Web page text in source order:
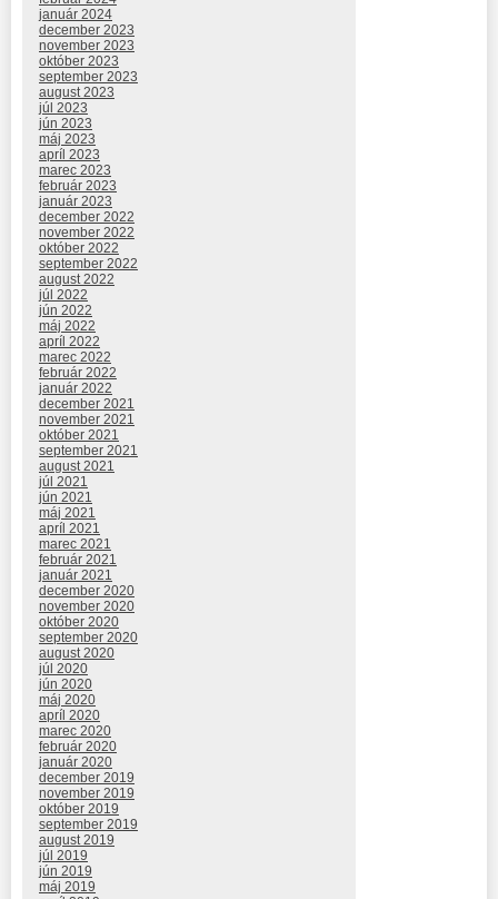
január 2024
december 2023
november 2023
október 2023
september 2023
august 2023
júl 2023
jún 2023
máj 2023
apríl 2023
marec 2023
február 2023
január 2023
december 2022
november 2022
október 2022
september 2022
august 2022
júl 2022
jún 2022
máj 2022
apríl 2022
marec 2022
február 2022
január 2022
december 2021
november 2021
október 2021
september 2021
august 2021
júl 2021
jún 2021
máj 2021
apríl 2021
marec 2021
február 2021
január 2021
december 2020
november 2020
október 2020
september 2020
august 2020
júl 2020
jún 2020
máj 2020
apríl 2020
marec 2020
február 2020
január 2020
december 2019
november 2019
október 2019
september 2019
august 2019
júl 2019
jún 2019
máj 2019